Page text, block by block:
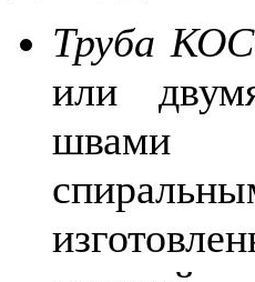
Труба
или
швами